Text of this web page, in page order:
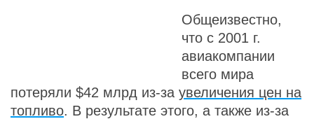
Общеизвестно,
что с 2001 г.
авиакомпании
всего мира
потеряли $42 млрд из-за увеличения цен на
топливо. В результате этого, а также из-за